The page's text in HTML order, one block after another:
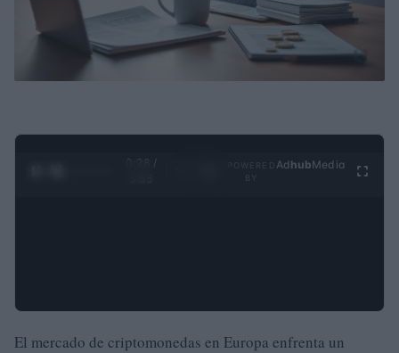
0:29 /
Ad hubMedia
El mercado de criptomonedas en Europa enfrenta un